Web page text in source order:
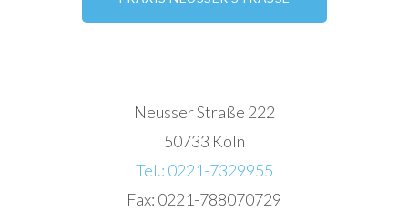
Neusser Straße 222
50733 Köln
Tel.: 0221-7329955
Fax: 0221-788070729